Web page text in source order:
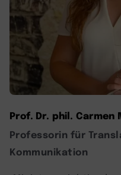
Prof. Dr. phil. Carmen
Professorin für
Kommunikation